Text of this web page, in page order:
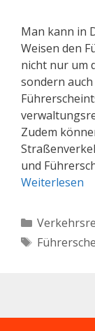
Man kann in
Weisen den
nicht nur um
sondern
Zudem
und
Weiterlesen
Kategorien